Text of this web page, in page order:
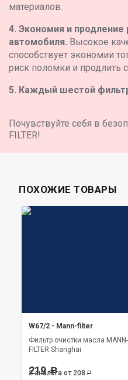
материалов.
4. Экономия и продление
автомобиля. Высокое
способствует экономии
риск поломки и продлить
5. Каждый шестой
Почувствуйте себя в
FILTER!
ПОХОЖИЕ ТОВАРЫ
W67/2 - Mann-filter
Фильтр очистки масла MANN-
FILTER Shanghai
219 Р
2 аналога от 208 Р